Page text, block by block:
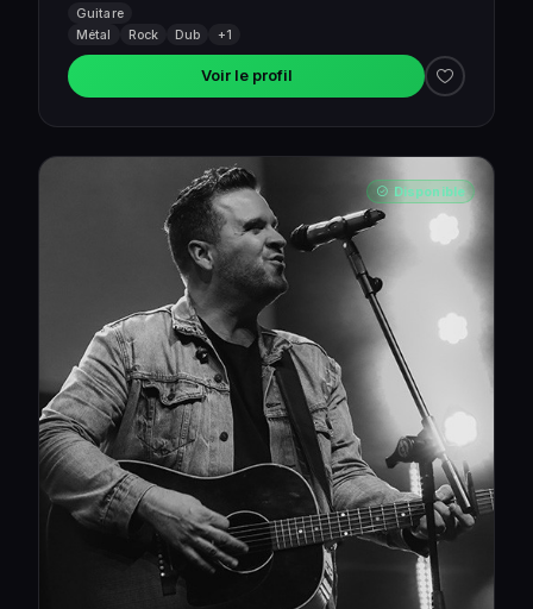
Guitare
Métal
Rock Dub +1
Voir le profil
Disponible